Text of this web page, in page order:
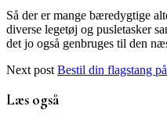
Så der er mange bæredygtige
diverse legetøj og pusletasker
det jo også genbruges til den
Next post Bestil din flagstang
Læs også